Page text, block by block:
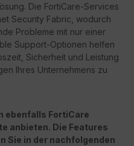
Die FortiCare-Services
Security Fabric, wodurch
Probleme mit nur einer
Support-Optionen helfen
Sicherheit und Leistung
Ihres Unternehmens zu
ebenfalls FortiCare
anbieten. Die Features
Sie in der nachfolgenden